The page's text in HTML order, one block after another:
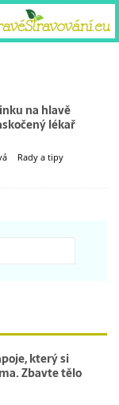
na hlavě
lékař
Rady a tipy
který si
Zbavte tělo